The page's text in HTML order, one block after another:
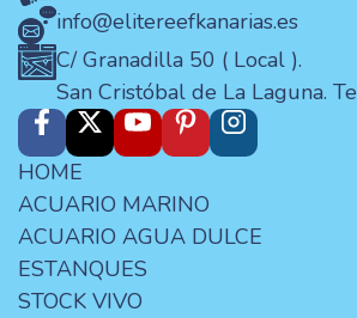
info@elitereefkanarias.es
C/ Granadilla 50 ( Local ).
San Cristóbal de La Laguna.
HOME
ACUARIO MARINO
ACUARIO AGUA DULCE
ESTANQUES
STOCK VIVO